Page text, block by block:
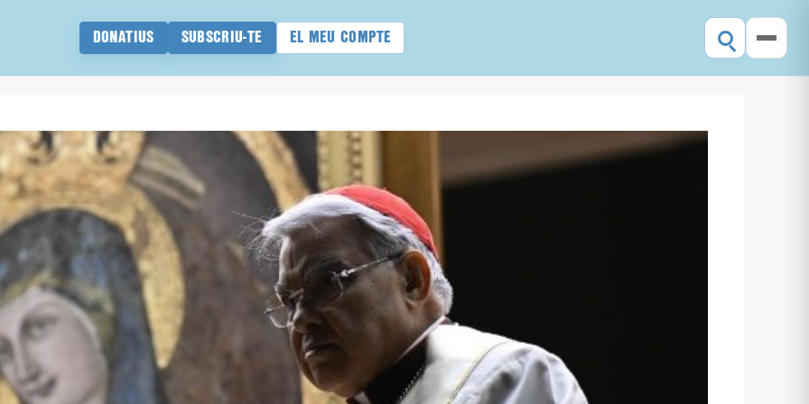
DONATIUS SUBSCRIU-TE EL MEU COMPTE